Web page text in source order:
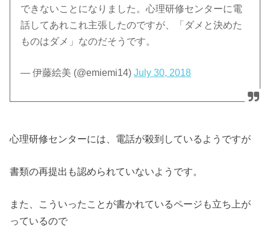
できないことになりました。心理研修センターに電
話してあれこれ主張したのですが、「ダメと決めた
ものはダメ」なのだそうです。
— 伊藤絵美 (@emiemi14)July 30, 2018
心理研修センターには、電話が殺到しているようですが
書類の再提出も認められていないようです。
また、こういったことが書かれているページも立ち上が
っているので